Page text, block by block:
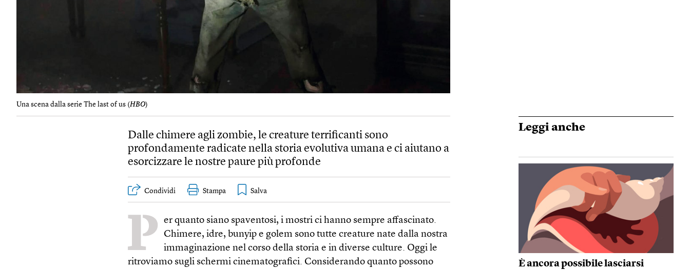
Una scena dalla serie The last of us (HBO)
Dalle chimere agli zombie, le creature terrificanti sono
profondamente radicate nella storia evolutiva umana e ci aiutano a
esorcizzare le nostre paure più profonde
Condividi Stampa
P
er quanto siano spaventosi, i mostri ci hanno sempre affascinato.
Chimere, idre, bunyip e golem sono tutte creature nate dalla nostra
immaginazione nel corso della storia e in diverse culture. Oggi le
ritroviamo sugli schermi cinematografici. Considerando quanto possono
Leggi anche
È ancora possibile lasciarsi